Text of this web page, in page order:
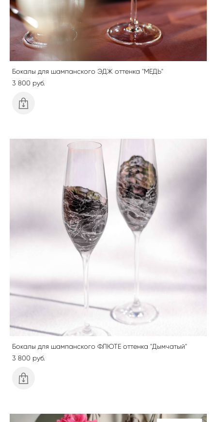
Бокалы для шампанского ЭДЖ оттенка "МЕДЬ"
3 800 pуб.
Бокалы для шампанского ФЛЮТЕ оттенка "Дымчатый"
3 800 pуб.